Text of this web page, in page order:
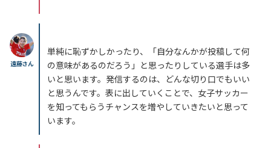
遠藤さん
単純に恥ずかしかったり、「自分なんかが投稿して何
の意味があるのだろう」と思ったりしている選手は多
いと思います。発信するのは、どんな切り口でもいい
と思うんです。表に出していくことで、女子サッカー
を知ってもらうチャンスを増やしていきたいと思って
います。